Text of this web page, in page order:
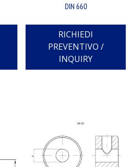
DIN 660
RICHIEDI
PREVENTIVO /
INQUIRY